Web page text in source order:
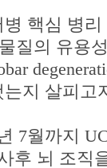
핵심 병
질의 유용
지 살피고
7월까지
후 뇌 조직